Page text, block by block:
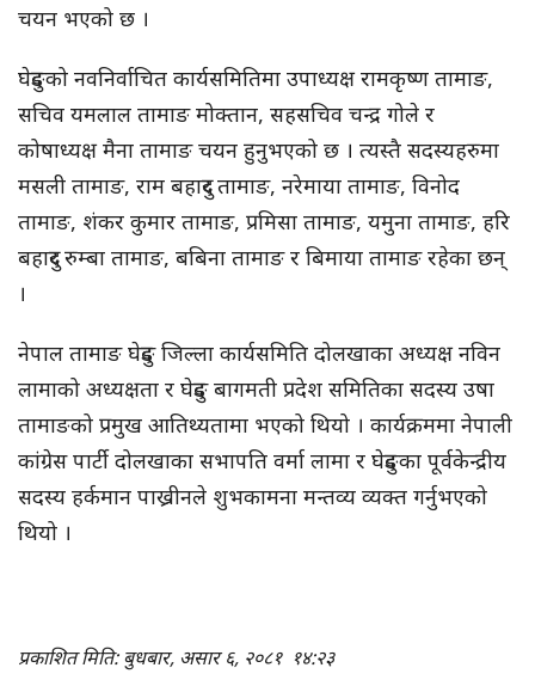
चयन भएको छ ।
घेदुङको नवनिर्वाचित कार्यसमितिमा उपाध्यक्ष रामकृष्ण तामाङ,
सचिव यमलाल तामाङ मोक्तान, सहसचिव चन्द्र गोले र
कोषाध्यक्ष मैना तामाङ चयन हुनुभएको छ । त्यस्तै सदस्यहरुमा
मसली तामाङ, राम बहादुर तामाङ, नरेमाया तामाङ, विनोद
तामाङ, शंकर कुमार तामाङ, प्रमिसा तामाङ, यमुना तामाङ, हरि
बहादुर रुम्बा तामाङ, बबिना तामाङ र बिमाया तामाङ रहेका छन्
।
नेपाल तामाङ घेदुङ जिल्ला कार्यसमिति दोलखाका अध्यक्ष नविन
लामाको अध्यक्षता र घेदुङ बागमती प्रदेश समितिका सदस्य उषा
तामाङको प्रमुख आतिथ्यतामा भएको थियो । कार्यक्रममा नेपाली
कांग्रेस पार्टी दोलखाका सभापति वर्मा लामा र घेदुङका पूर्वकेन्द्रीय
सदस्य हर्कमान पाख्रीनले शुभकामना मन्तव्य व्यक्त गर्नुभएको
थियो ।
प्रकाशित मिति: बुधबार, असार ६, २०८१ १४:२३